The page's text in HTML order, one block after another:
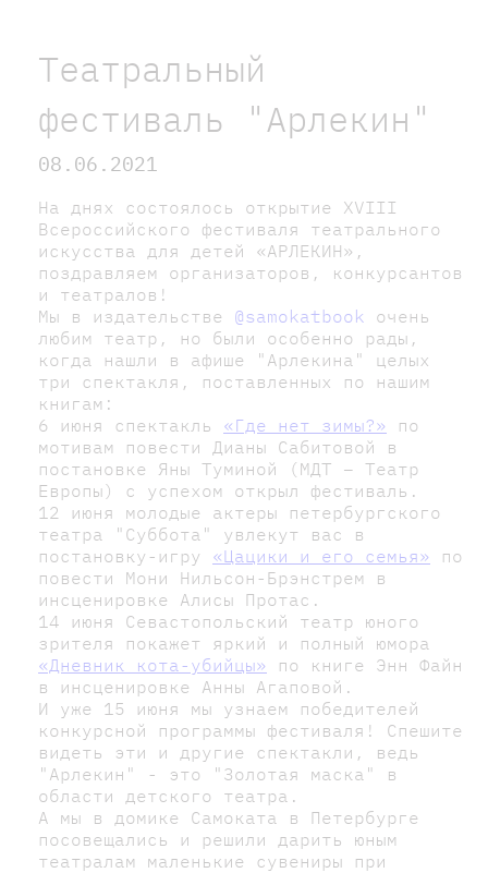
Театральный
фестиваль "Арлекин"
08.06.2021
На днях состоялось открытие XVIII
Всероссийского фестиваля театрального
искусства для детей «АРЛЕКИН»,
поздравляем организаторов, конкурсантов
и театралов!
Мы в издательстве @samokatbook очень
любим театр, но были особенно рады,
когда нашли в афише "Арлекина" целых
три спектакля, поставленных по нашим
книгам:
6 июня спектакль «Где нет зимы?» по
мотивам повести Дианы Сабитовой в
постановке Яны Туминой (МДТ – Театр
Европы) с успехом открыл фестиваль.
12 июня молодые актеры петербургского
театра "Суббота" увлекут вас в
постановку-игру «Цацики и его семья» по
повести Мони Нильсон-Брэнстрем в
инсценировке Алисы Протас.
14 июня Севастопольский театр юного
зрителя покажет яркий и полный юмора
«Дневник кота-убийцы» по книге Энн Файн
в инсценировке Анны Агаповой.
И уже 15 июня мы узнаем победителей
конкурсной программы фестиваля! Спешите
видеть эти и другие спектакли, ведь
"Арлекин" - это "Золотая маска" в
области детского театра.
А мы в домике Самоката в Петербурге
посовещались и решили дарить юным
театралам маленькие сувениры при